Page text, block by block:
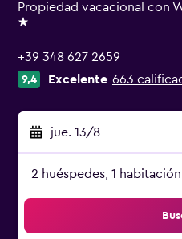
Propiedad vacacional con
1 estrella
+39 348 627 2659
9,4 Excelente 663
jue. 13/8 -
2 huéspedes, 1 habitación